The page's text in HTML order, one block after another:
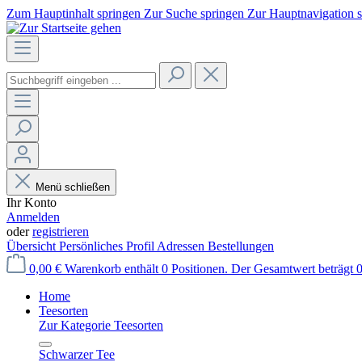
Zum Hauptinhalt springen Zur Suche springen Zur Hauptnavigation
Menü schließen
Ihr Konto
Anmelden
oderregistrieren
Übersicht Persönliches Profil Adressen Bestellungen
0,00 € Warenkorb enthält 0 Positionen. Der Gesamtwert beträgt
Home
Teesorten
Zur Kategorie Teesorten
Schwarzer Tee